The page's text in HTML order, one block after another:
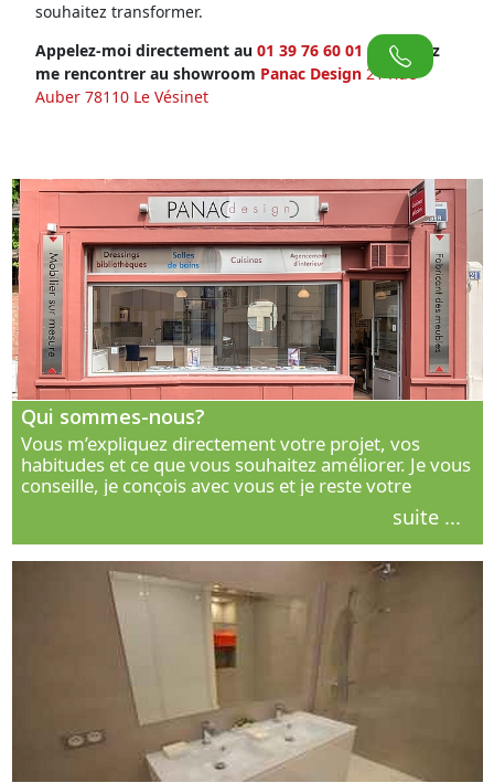
souhaitez transformer.
Appelez-moi directement au 01 39 76 60 01 ou venez
me rencontrer au showroom Panac Design 21 Rue
Auber 78110 Le Vésinet
Qui sommes-nous?
Vous m’expliquez directement votre projet, vos
habitudes et ce que vous souhaitez améliorer. Je vous
conseille, je conçois avec vous et je reste votre
interlocuteur principal. Découvrez ma façon de vous
suite ...